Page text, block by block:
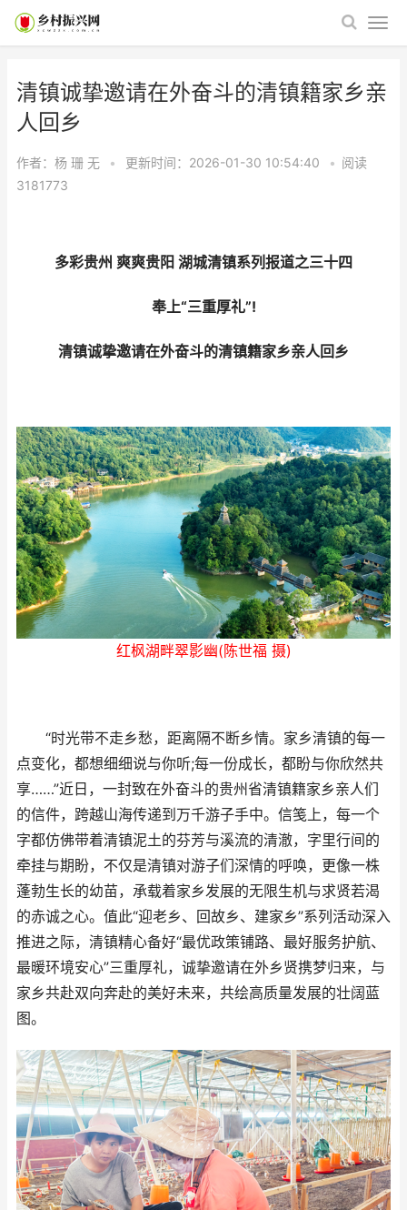
清镇诚挚邀请在外奋斗的清镇籍家乡亲
人回乡
作者：杨 珊 无 • 更新时间：2026-01-30 10:54:40 • 阅读
3181773
多彩贵州 爽爽贵阳 湖城清镇系列报道之三十四
奉上“三重厚礼”!
清镇诚挚邀请在外奋斗的清镇籍家乡亲人回乡
红枫湖畔翠影幽(陈世福 摄)
“时光带不走乡愁，距离隔不断乡情。家乡清镇的每一
点变化，都想细细说与你听;每一份成长，都盼与你欣然共
享……”近日，一封致在外奋斗的贵州省清镇籍家乡亲人们
的信件，跨越山海传递到万千游子手中。信笺上，每一个
字都仿佛带着清镇泥土的芬芳与溪流的清澈，字里行间的
牵挂与期盼，不仅是清镇对游子们深情的呼唤，更像一株
蓬勃生长的幼苗，承载着家乡发展的无限生机与求贤若渴
的赤诚之心。值此“迎老乡、回故乡、建家乡”系列活动深入
推进之际，清镇精心备好“最优政策铺路、最好服务护航、
最暖环境安心”三重厚礼，诚挚邀请在外乡贤携梦归来，与
家乡共赴双向奔赴的美好未来，共绘高质量发展的壮阔蓝
图。